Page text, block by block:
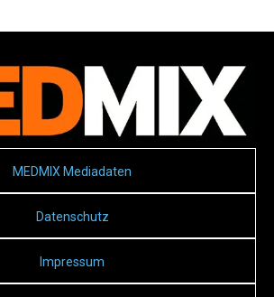
MEDMIX Mediadaten
Datenschutz
Impressum